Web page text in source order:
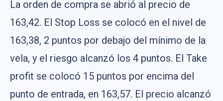
La orden de compra se abrió al precio de
163,42. El Stop Loss se colocó en el nivel de
163,38, 2 puntos por debajo del mínimo de la
vela, y el riesgo alcanzó los 4 puntos. El Take
profit se colocó 15 puntos por encima del
punto de entrada, en 163,57. El precio alcanzó